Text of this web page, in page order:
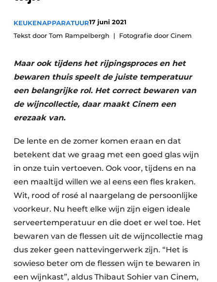
Vacature aanmelden
Video’s
KEUKENAPPARATUUR17 juni 2021
Tekst door Tom Rampelbergh
Fotografie door Cinem
Maar ook tijdens het rijpingsproces en het
bewaren thuis speelt de juiste temperatuur
een belangrijke rol. Het correct bewaren van
de wijncollectie, daar maakt Cinem een
erezaak van.
De lente en de zomer komen eraan en dat
betekent dat we graag met een goed glas wijn
in onze tuin vertoeven. Ook voor, tijdens en na
een maaltijd willen we al eens een fles kraken.
Wit, rood of rosé al naargelang de persoonlijke
voorkeur. Nu heeft elke wijn zijn eigen ideale
serveertemperatuur en die doet er wel toe. Het
bewaren van de flessen uit de wijncollectie mag
dus zeker geen nattevingerwerk zijn. “Het is
sowieso beter om de flessen wijn te bewaren in
een wijnkast”, aldus Thibaut Sohier van Cinem,